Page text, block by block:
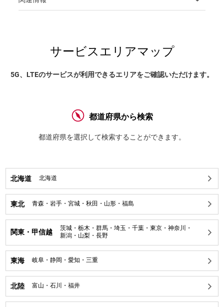
サービスエリアマップ
5G、LTEのサービスが利用できるエリアをご確認いただけます。
都道府県から検索
都道府県を選択して検索することができます。
北海道 北海道
東北 青森 ・ 岩手 ・ 宮城 ・ 秋田 ・ 山形 ・ 福島
関東・甲信越 茨城 ・ 栃木 ・ 群馬 ・ 埼玉 ・ 千葉 ・ 東京 ・ 神奈川
・
新潟 ・ 山梨 ・ 長野
東海 岐阜 ・ 静岡 ・ 愛知 ・ 三重
北陸 富山 ・ 石川 ・ 福井